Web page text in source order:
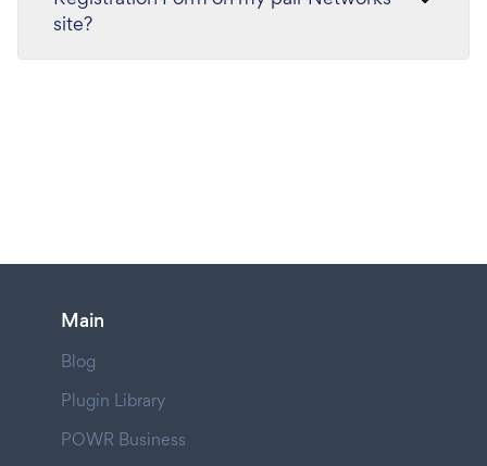
site?
Main
Blog
Plugin Library
POWR Business